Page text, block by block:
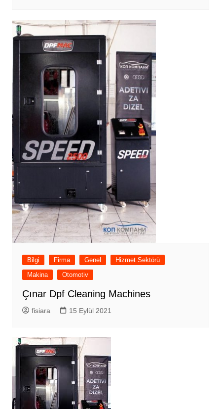
Bilgi Firma Genel
Hizmet Sektörü
Makina
Otomotiv
Çınar Dpf Cleaning Machines
fisiara 15 Eylül 2021